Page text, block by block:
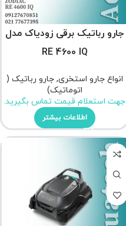
جارو رباتیک برقی زودیاک مدل
RE 4600 IQ
انواع جارو استخری,جارو رباتیک (
اتوماتیک)
جهت استعلام قیمت تماس بگیرید.
اطلاعات بیشتر